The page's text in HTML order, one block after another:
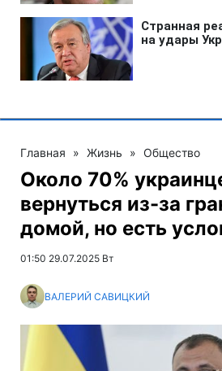
Главная » Жизнь » Общество
Около 70%
вернуться из-за
домой, но есть
01:50 29.07.2025 Вт
ВАЛЕРИЙ САВИЦКИЙ